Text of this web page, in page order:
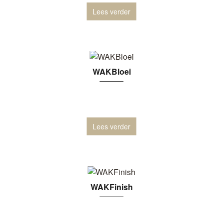
Lees verder
WAKBloei
Lees verder
WAKFinish